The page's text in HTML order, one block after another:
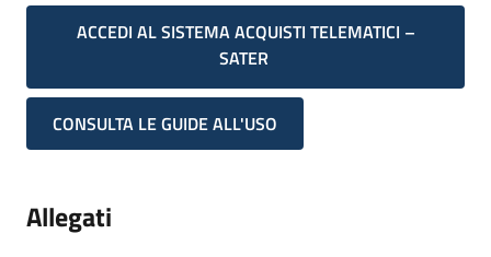
ACCEDI AL SISTEMA ACQUISTI TELEMATICI –
SATER
CONSULTA LE GUIDE ALL'USO
Allegati